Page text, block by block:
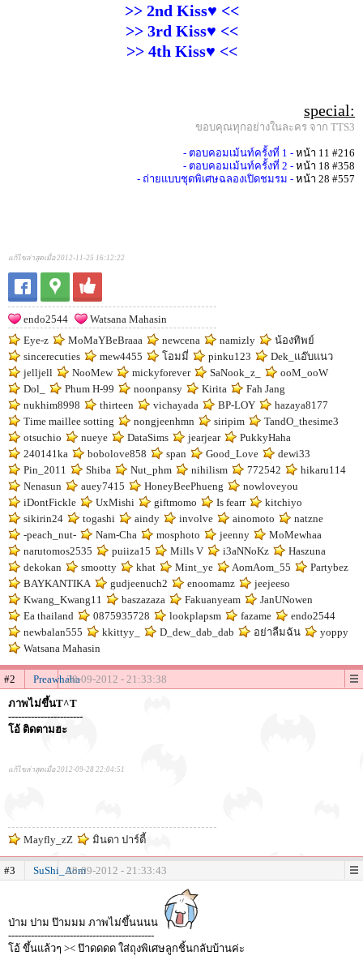
>> 2nd Kiss♥ <<
>> 3rd Kiss♥ <<
>> 4th Kiss♥ <<
special:
ขอบคุณทุกอย่างในละคร จาก TTS3
- ตอบคอมเม้นท์ครั้งที่ 1 - หน้า 11 #216
- ตอบคอมเม้นท์ครั้งที่ 2 - หน้า 18 #358
- ถ่ายแบบชุดพิเศษฉลองเปิดชมรม - หน้า 28 #557
แก้ไขล่าสุดเมื่อ 2012-11-25 16:12:22
endo2544
Watsana Mahasin
Eye-z
MoMaYBeBraaa newcena namizly
น้องทิพย์
sincerecuties
mew4455 โอมมี่ pinku123
Dek_แอ๊บแนว
jelljell
NooMew mickyforever SaNook_z_
ooM_ooW
Dol_
Phum H-99 noonpansy Kirita
Fah Jang
nukhim8998
thirteen vichayada BP-LOY
hazaya8177
Time maillee sotting
nongjeenhmn siripim
TandO_thesime3
otsuchio
nueye DataSims jearjear
PukkyHaha
240141ka
bobolove858 span Good_Love
dewi33
Pin_2011
Shiba Nut_phm nihilism 772542
hikaru114
Nenasun
auey7415 HoneyBeePhueng
nowloveyou
iDontFickle
UxMishi giftmomo Is fearr
kitchiyo
sikirin24
togashi aindy involve ainomoto
natzne
-peach_nut-
Nam-Cha mosphoto jeenny
MoMewhaa
narutomos2535
puiiza15 Mills V i3aNNoKz
Haszuna
dekokan
smootty khat Mint_ye AomAom_55
Partybez
BAYKANTIKA
gudjeenuch2 enoomamz
jeejeeso
Kwang_Kwang11
baszazaza Fakuanyeam
JanUNowen
Ea thailand
0875935728 lookplapsm fazame
endo2544
newbalan555
kkittyy_ D_dew_dab_dab อย่าลืมฉัน
yoppy
Watsana Mahasin
#2 Preawhaha28-09-2012 - 21:33:38
ภาพไม่ขึ้นT^T
-----------------------
โอ้ ติดตามฮะ
แก้ไขล่าสุดเมื่อ 2012-09-28 22:04:51
Mayfly_zZ มินดา ปาร์ตี้
#3 SuShi_Aom28-09-2012 - 21:33:43
ป่าม ปาม ป๊ามมม ภาพไม่ขึ้นนนน
---------------------------------------------
โอ้ ขึ้นแล้วๆ >< ป๊าดดดด ใส่ถุงพิเศษลูกชิ้นกลับบ้านค่ะ